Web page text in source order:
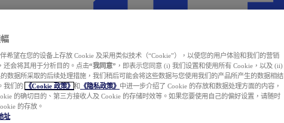
希望在您的设备上存放 Cookie 及采用类似技术（“Cookie”），以使您的用户体验和我们的营销
还会将其用于分析目的。点击“我同意” ，即表示您同意 (i) 我们设置和使用所有 Cookie，以及 (ii)
数据所采取的后续处理措施，我们稍后可能会将这些数据与您使用我们的产品所产生的数据相结
我们的
《Cookie 政策》 和 《隐私政策》 中进一步介绍了 Cookie 的存放和数据处理方面的内容，
的确切目的、第三方接收人及 Cookie 的存储时效等。如果您要使用自己的偏好设置，请随时
的存放。
址